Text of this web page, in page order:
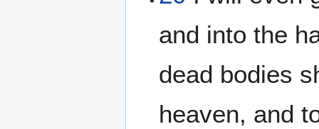
and into the
dead bodies
heaven, and